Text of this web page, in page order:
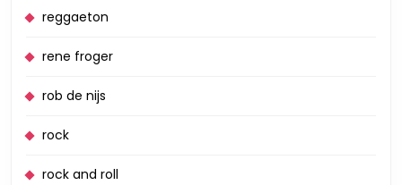
reggaeton
rene froger
rob de nijs
rock
rock and roll